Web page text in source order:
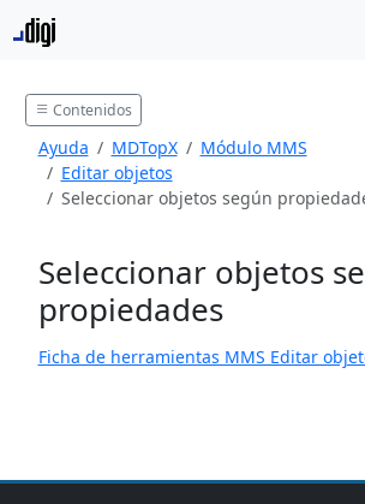
Contenidos
Ayuda MDTopX
Módulo MMS
Editar objetos
Seleccionar objetos según
Seleccionar objetos
propiedades
Ficha de herramientas MMS Editar